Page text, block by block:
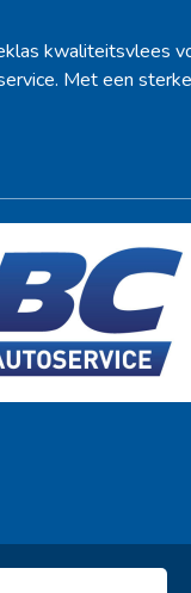
kwaliteitsvlees
Met een